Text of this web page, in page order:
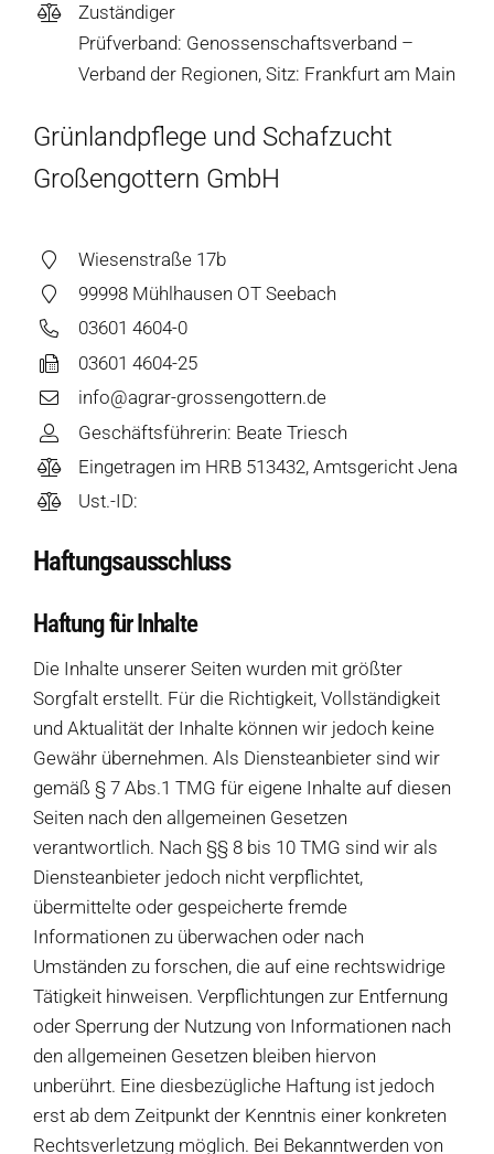
Zuständiger
Prüfverband: Genossenschaftsverband –
Verband der Regionen, Sitz: Frankfurt am Main
Grünlandpflege und Schafzucht
Großengottern GmbH
Wiesenstraße 17b
99998 Mühlhausen OT Seebach
03601 4604-0
03601 4604-25
info@agrar-grossengottern.de
Geschäftsführerin: Beate Triesch
Eingetragen im HRB 513432, Amtsgericht Jena
Ust.-ID:
Haftungsausschluss
Haftung für Inhalte
Die Inhalte unserer Seiten wurden mit größter
Sorgfalt erstellt. Für die Richtigkeit, Vollständigkeit
und Aktualität der Inhalte können wir jedoch keine
Gewähr übernehmen. Als Diensteanbieter sind wir
gemäß § 7 Abs.1 TMG für eigene Inhalte auf diesen
Seiten nach den allgemeinen Gesetzen
verantwortlich. Nach §§ 8 bis 10 TMG sind wir als
Diensteanbieter jedoch nicht verpflichtet,
übermittelte oder gespeicherte fremde
Informationen zu überwachen oder nach
Umständen zu forschen, die auf eine rechtswidrige
Tätigkeit hinweisen. Verpflichtungen zur Entfernung
oder Sperrung der Nutzung von Informationen nach
den allgemeinen Gesetzen bleiben hiervon
unberührt. Eine diesbezügliche Haftung ist jedoch
erst ab dem Zeitpunkt der Kenntnis einer konkreten
Rechtsverletzung möglich. Bei Bekanntwerden von